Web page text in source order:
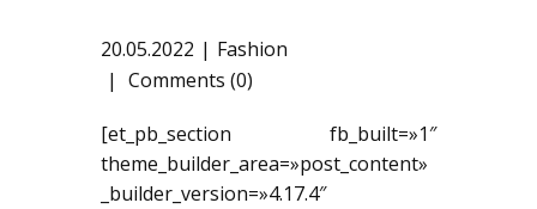
20.05.2022
Fashion
Comments (0)
[et_pb_section fb_built=»1″
theme_builder_area=»post_content»
_builder_version=»4.17.4″